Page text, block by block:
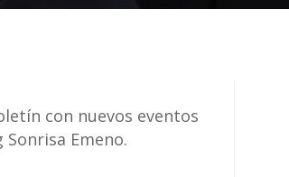
con nuevos eventos
Emeno.